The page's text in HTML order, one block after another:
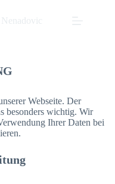
Webseite. Der
besonders wichtig. Wir
Ihrer Daten bei